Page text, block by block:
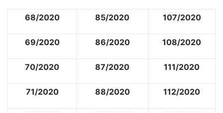
68/2020 85/2020 107/2020
69/2020 86/2020 108/2020
70/2020 87/2020 111/2020
71/2020 88/2020 112/2020